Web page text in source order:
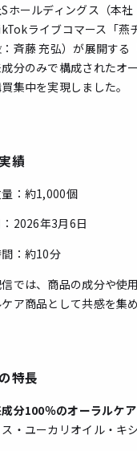
ホールディングス（本
ライブコマース「燕
斉藤 充弘）が展開する
分のみで構成されたオ
集中を実現しました。
績
量：約1,000個
：2026年3月6日
間：約10分
では、商品の成分や使
ア商品として共感を集
特長
分100％のオーラルケア
・ユーカリオイル・キ